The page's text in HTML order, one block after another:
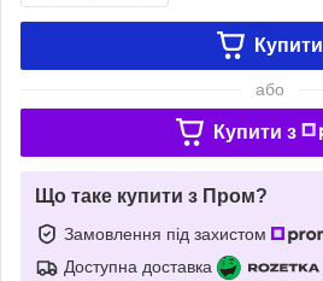
Купити
або
Купити з
Що таке купити з Пром?
Замовлення під захистом
Доступна доставка